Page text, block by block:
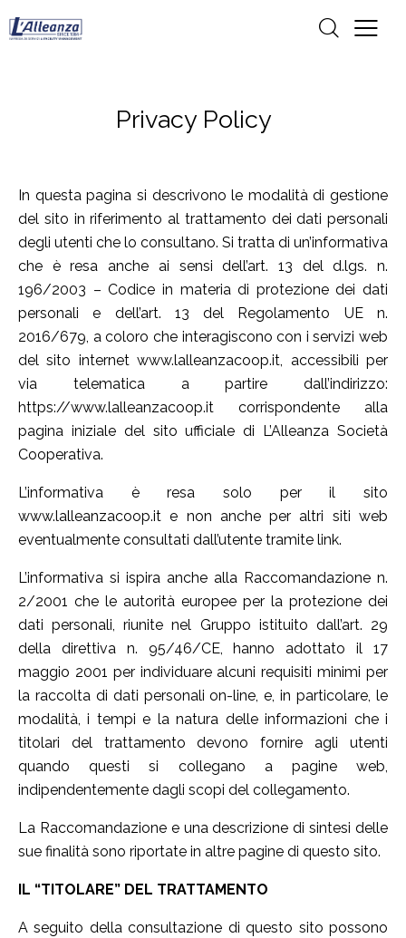
Privacy Policy
In questa pagina si descrivono le modalità di gestione
del sito in riferimento al trattamento dei dati personali
degli utenti che lo consultano. Si tratta di un’informativa
che è resa anche ai sensi dell’art. 13 del d.lgs. n.
196/2003 – Codice in materia di protezione dei dati
personali e dell’art. 13 del Regolamento UE n.
2016/679, a coloro che interagiscono con i servizi web
del sito internet www.lalleanzacoop.it, accessibili per
via telematica a partire dall’indirizzo:
https://www.lalleanzacoop.it corrispondente alla
pagina iniziale del sito ufficiale di L’Alleanza Società
Cooperativa.
L’informativa è resa solo per il sito
www.lalleanzacoop.it e non anche per altri siti web
eventualmente consultati dall’utente tramite link.
L’informativa si ispira anche alla Raccomandazione n.
2/2001 che le autorità europee per la protezione dei
dati personali, riunite nel Gruppo istituito dall’art. 29
della direttiva n. 95/46/CE, hanno adottato il 17
maggio 2001 per individuare alcuni requisiti minimi per
la raccolta di dati personali on-line, e, in particolare, le
modalità, i tempi e la natura delle informazioni che i
titolari del trattamento devono fornire agli utenti
quando questi si collegano a pagine web,
indipendentemente dagli scopi del collegamento.
La Raccomandazione e una descrizione di sintesi delle
sue finalità sono riportate in altre pagine di questo sito.
IL “TITOLARE” DEL TRATTAMENTO
A seguito della consultazione di questo sito possono